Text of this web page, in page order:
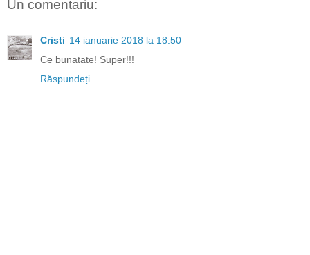
Un comentariu:
Cristi 14 ianuarie 2018 la 18:50
Ce bunatate! Super!!!
Răspundeți